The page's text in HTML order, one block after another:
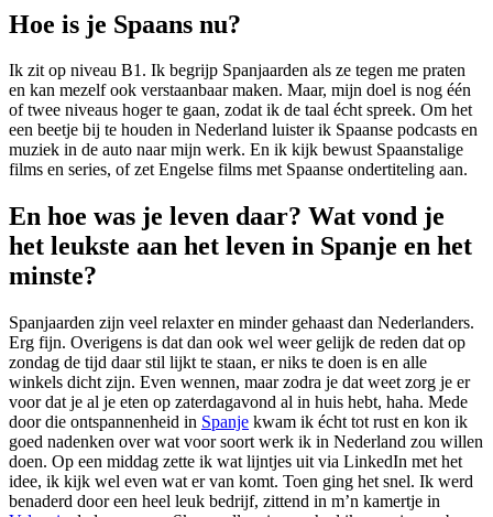
Hoe is je Spaans nu?
Ik zit op niveau B1. Ik begrijp Spanjaarden als ze tegen me praten
en kan mezelf ook verstaanbaar maken. Maar, mijn doel is nog één
of twee niveaus hoger te gaan, zodat ik de taal écht spreek. Om het
een beetje bij te houden in Nederland luister ik Spaanse podcasts en
muziek in de auto naar mijn werk. En ik kijk bewust Spaanstalige
films en series, of zet Engelse films met Spaanse ondertiteling aan.
En hoe was je leven daar? Wat vond je
het leukste aan het leven in Spanje en het
minste?
Spanjaarden zijn veel relaxter en minder gehaast dan Nederlanders.
Erg fijn. Overigens is dat dan ook wel weer gelijk de reden dat op
zondag de tijd daar stil lijkt te staan, er niks te doen is en alle
winkels dicht zijn. Even wennen, maar zodra je dat weet zorg je er
voor dat je al je eten op zaterdagavond al in huis hebt, haha. Mede
door die ontspannenheid in Spanje kwam ik écht tot rust en kon ik
goed nadenken over wat voor soort werk ik in Nederland zou willen
doen. Op een middag zette ik wat lijntjes uit via LinkedIn met het
idee, ik kijk wel even wat er van komt. Toen ging het snel. Ik werd
benaderd door een heel leuk bedrijf, zittend in m’n kamertje in